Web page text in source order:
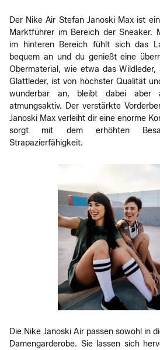
Der Nike Air Stefan Janoski Max ist
Marktführer im Bereich der Sneaker.
im hinteren Bereich fühlt sich das
bequem an und du genießt eine
Obermaterial, wie etwa das
Glattleder, ist von höchster Qualität
wunderbar an, bleibt dabei aber
atmungsaktiv. Der verstärkte
Janoski Max verleiht dir eine enorme
sorgt mit dem erhöhten
Strapazierfähigkeit.
Die Nike Janoski Air passen sowohl in
Damengarderobe. Sie lassen sich